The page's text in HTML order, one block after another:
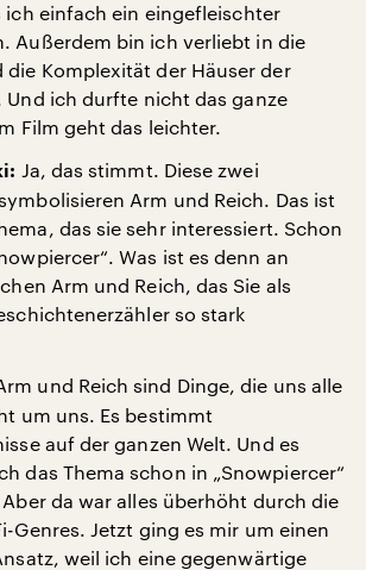
ich einfach ein eingefleischter
Außerdem bin ich verliebt in die
die Komplexität der Häuser der
Und ich durfte nicht das ganze
Film geht das leichter.
Ja, das stimmt. Diese zwei
Arm und Reich. Das ist
das sie sehr interessiert. Schon
Was ist es denn an
Arm und Reich, das Sie als
so stark
und Reich sind Dinge, die uns alle
um uns. Es bestimmt
auf der ganzen Welt. Und es
das Thema schon in „Snowpiercer“
da war alles überhöht durch die
Genres. Jetzt ging es mir um einen
weil ich eine gegenwärtige